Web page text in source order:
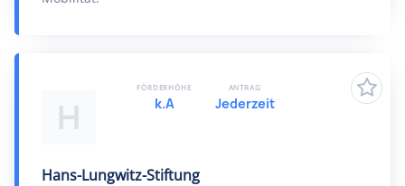
H
Hans-Lungwitz-Stiftung
FÖRDERHÖHE
k.A
ANTRAG
Jederzeit